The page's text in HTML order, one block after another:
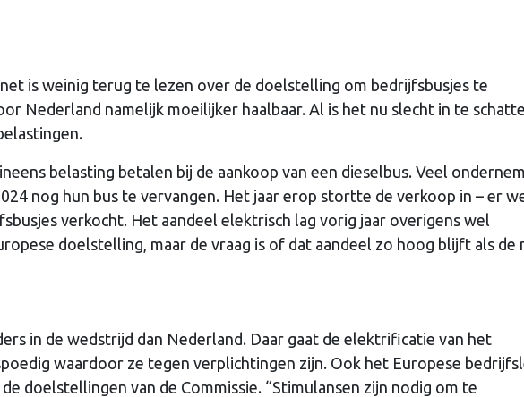
is weinig terug te lezen over de doelstelling om bedrijfsbusjes te
Nederland namelijk moeilijker haalbaar. Al is het nu slecht in te
belasting betalen bij de aankoop van een dieselbus. Veel
nog hun bus te vervangen. Het jaar erop stortte de verkoop in – er
verkocht. Het aandeel elektrisch lag vorig jaar overigens wel
doelstelling, maar de vraag is of dat aandeel zo hoog blijft als de
in de wedstrijd dan Nederland. Daar gaat de elektrificatie van het
waardoor ze tegen verplichtingen zijn. Ook het Europese
doelstellingen van de Commissie. “Stimulansen zijn nodig om te